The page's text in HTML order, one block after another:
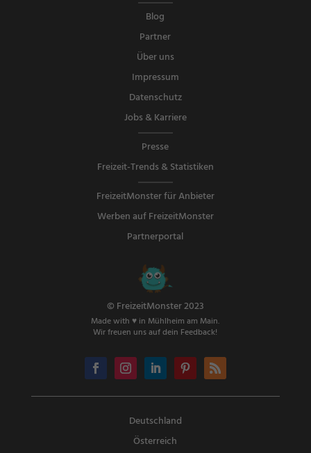
Blog
Partner
Über uns
Impressum
Datenschutz
Jobs & Karriere
Presse
Freizeit-Trends & Statistiken
FreizeitMonster für Anbieter
Werben auf FreizeitMonster
Partnerportal
© FreizeitMonster 2023
Made with ♥ in Mühlheim am Main.
Wir freuen uns auf dein Feedback!
Deutschland
Österreich